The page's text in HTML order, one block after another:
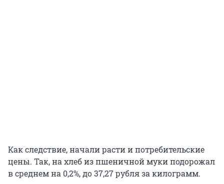
Как следствие, начали расти и потребительские
цены. Так, на хлеб из пшеничной муки подорожал
в среднем на 0,2%, до 37,27 рубля за килограмм.